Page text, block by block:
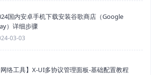
国内安卓手机下载安装谷歌商店（Google
）详细步骤
03-03
网络工具】X-UI多协议管理面板-基础配置教程